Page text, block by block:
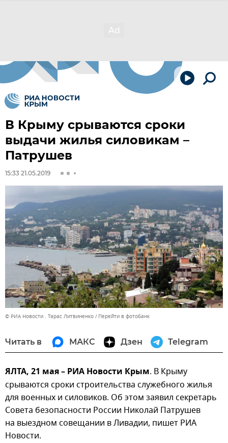
В Крыму срываются сроки
выдачи жилья силовикам –
Патрушев
15:33 21.05.2019
© РИА Новости . Тарас Литвиненко Перейти в фотобанк
Читать в МАКС Дзен Telegram
ЯЛТА, 21 мая – РИА Новости Крым. В Крыму
срываются сроки строительства служебного жилья
для военных и силовиков. Об этом заявил секретарь
Совета безопасности России Николай Патрушев
на выездном совещании в Ливадии, пишет РИА
Новости.